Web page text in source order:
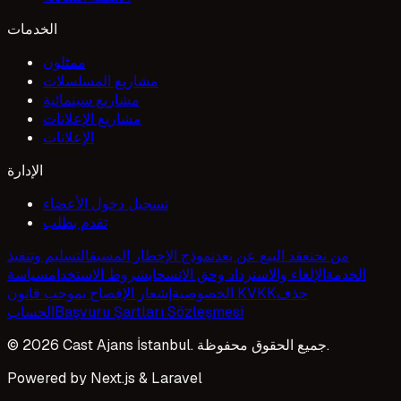
الخدمات
ممثلون
مشاريع المسلسلات
مشاريع سينمائية
مشاريع الإعلانات
الإعلانات
الإدارة
تسجيل دخول الأعضاء
تقدم بطلب
من نحنعقد البيع عن بعدنموذج الإخطار المسبقالتسليم وتنفيذ
الخدمةالإلغاء والاسترداد وحق الانسحابشروط الاستخدامسياسة
الخصوصية إشعار الإفصاح بموجب قانون KVKKحذف
الحسابBaşvuru Şartları Sözleşmesi
© 2026 Cast Ajans İstanbul. جميع الحقوق محفوظة.
Powered by Next.js & Laravel